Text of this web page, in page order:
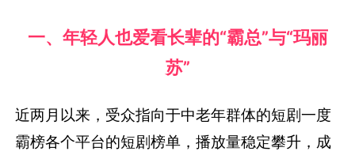
一、年轻人也爱看长辈的“霸总”与“玛丽
苏”
近两月以来，受众指向于中老年群体的短剧一度
霸榜各个平台的短剧榜单，播放量稳定攀升，成